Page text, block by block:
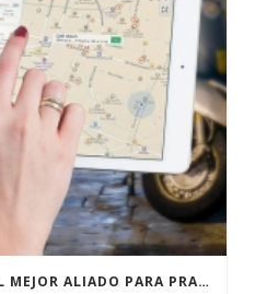
TELEFONÍA SATELITAL: EL MEJOR ALIADO PARA PRACTICANTES DE ALPINISMO